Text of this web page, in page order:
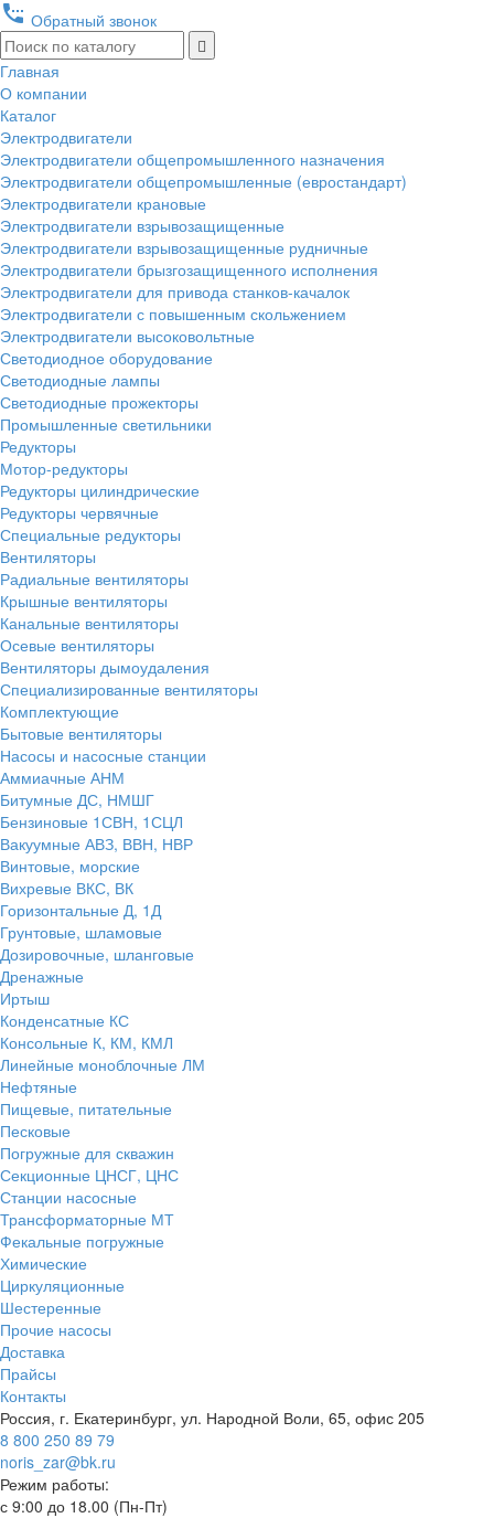
settings_phone Обратный звонок
Главная
О компании
Каталог
Электродвигатели
Электродвигатели общепромышленного назначения
Электродвигатели общепромышленные (евростандарт)
Электродвигатели крановые
Электродвигатели взрывозащищенные
Электродвигатели взрывозащищенные рудничные
Электродвигатели брызгозащищенного исполнения
Электродвигатели для привода станков-качалок
Электродвигатели с повышенным скольжением
Электродвигатели высоковольтные
Светодиодное оборудование
Светодиодные лампы
Светодиодные прожекторы
Промышленные светильники
Редукторы
Мотор-редукторы
Редукторы цилиндрические
Редукторы червячные
Специальные редукторы
Вентиляторы
Радиальные вентиляторы
Крышные вентиляторы
Канальные вентиляторы
Осевые вентиляторы
Вентиляторы дымоудаления
Специализированные вентиляторы
Комплектующие
Бытовые вентиляторы
Насосы и насосные станции
Аммиачные АНМ
Битумные ДС, НМШГ
Бензиновые 1СВН, 1СЦЛ
Вакуумные АВЗ, ВВН, НВР
Винтовые, морские
Вихревые ВКС, ВК
Горизонтальные Д, 1Д
Грунтовые, шламовые
Дозировочные, шланговые
Дренажные
Иртыш
Конденсатные КС
Консольные К, КМ, КМЛ
Линейные моноблочные ЛМ
Нефтяные
Пищевые, питательные
Песковые
Погружные для скважин
Секционные ЦНСГ, ЦНС
Станции насосные
Трансформаторные МТ
Фекальные погружные
Химические
Циркуляционные
Шестеренные
Прочие насосы
Доставка
Прайсы
Контакты
Россия, г. Екатеринбург, ул. Народной Воли, 65, офис 205
8 800 250 89 79
noris_zar@bk.ru
Режим работы:
с 9:00 до 18.00 (Пн-Пт)